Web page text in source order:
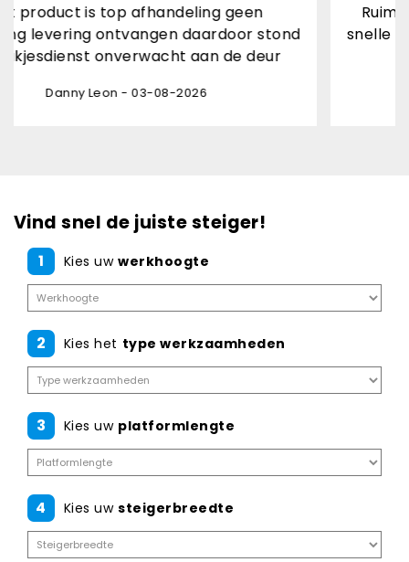
afhandeling geen
daardoor stond
aan de deur
- 03-08-2026
Ruime keuze, goede
snelle verzending met
Vind snel de juiste steiger!
1 Kies uw werkhoogte
2 Kies het type werkzaamheden
3 Kies uw platformlengte
4 Kies uw steigerbreedte